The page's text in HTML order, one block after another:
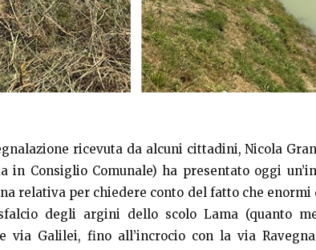
ricevuta da alcuni cittadini, Nicola
Consiglio Comunale) ha presentato oggi
relativa per chiedere conto del fatto che
degli argini dello scolo Lama (quanto
via Galilei, fino all’incrocio con la via